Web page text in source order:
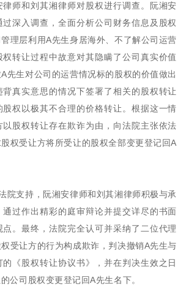
律师和刘其湘律师对股权进行调查。阮湘安
深入调查，全面分析公司财务信息及股权
理层利用A先生身居海外、不了解公司运营
转让过程中故意对其隐瞒了公司真实价值
先生对公司的运营情况标的股权的价值做出
真实意思的情况下签署了相关的股权转让
权以极其不合理的价格转让。根据这一情
股权转让存在欺诈为由，向法院主张依法
权受让方将所受让的股权全部变更登记回A
院支持，阮湘安律师和刘其湘律师积极与承
通过作出精彩的庭审辩论并提交详尽的书面
。最终，法院完全认可并采纳了二位代理
受让方的行为构成欺诈，判决撤销A先生与
《股权转让协议书》，并在判决生效之日
公司股权变更登记回A先生名下。